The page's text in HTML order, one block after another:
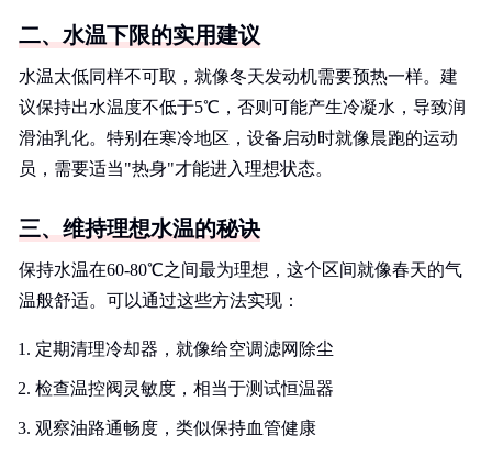
二、水温下限的实用建议
水温太低同样不可取，就像冬天发动机需要预热一样。建
议保持出水温度不低于5℃，否则可能产生冷凝水，导致润
滑油乳化。特别在寒冷地区，设备启动时就像晨跑的运动
员，需要适当"热身"才能进入理想状态。
三、维持理想水温的秘诀
保持水温在60-80℃之间最为理想，这个区间就像春天的气
温般舒适。可以通过这些方法实现：
定期清理冷却器，就像给空调滤网除尘
检查温控阀灵敏度，相当于测试恒温器
观察油路通畅度，类似保持血管健康